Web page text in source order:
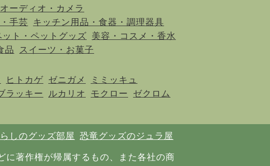
ーディオ・カメラ
手芸 キッチン用品・食器・調理器具
ット・ペットグッズ
美容・コスメ・香水
品
スイーツ・お菓子
ヒトカゲ ゼニガメ
ミミッキュ
ラッキー ルカリオ モクロー
ゼクロム
しのグッズ部屋 恐竜グッズのジュラ屋
に著作権が帰属するもの、また各社の商